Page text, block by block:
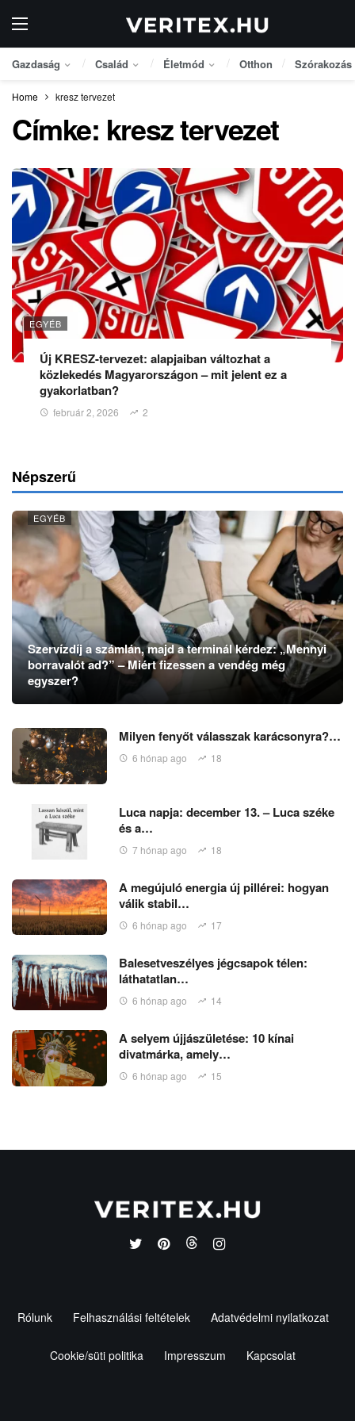
Gazdaság Család Életmód Otthon Szórakozás
Home kresz tervezet
Címke: kresz tervezet
EGYÉB
Új KRESZ-tervezet: alapjaiban változhat a
közlekedés Magyarországon – mit jelent ez a
gyakorlatban?
február 2, 2026 2
Népszerű
EGYÉB
Szervízdíj a számlán, majd a terminál kérdez: „Mennyi
borravalót ad?” – Miért fizessen a vendég még
egyszer?
Milyen fenyőt válasszak karácsonyra?…
6 hónap ago 18
Luca napja: december 13. – Luca széke
és a…
7 hónap ago 18
A megújuló energia új pillérei: hogyan
válik stabil…
6 hónap ago 17
Balesetveszélyes jégcsapok télen:
láthatatlan…
6 hónap ago 14
A selyem újjászületése: 10 kínai
divatmárka, amely…
6 hónap ago 15
Rólunk Felhasználási feltételek Adatvédelmi nyilatkozat
Cookie/süti politika Impresszum Kapcsolat